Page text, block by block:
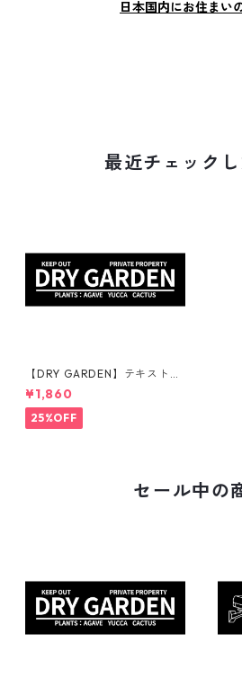
日本国内にお住まい
最近チェック
【DRY GARDEN】テキストカ
ラー：白 | ステッカー | ドライ
ガーデン | アガベ | 看板 | サイ
ンプレート | 庭 | 外構
¥1,860
25%OFF
セール中の